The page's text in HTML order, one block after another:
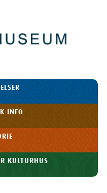
INFO
KULTURHUS